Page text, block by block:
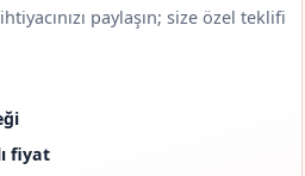
paylaşın; size özel teklifi
fiyat